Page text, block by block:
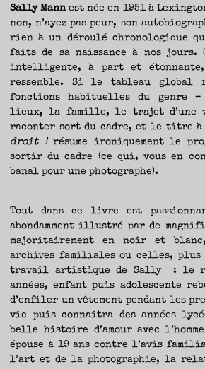
Sally Mann est née en 1951 à
non, n’ayez pas peur, son
rien à un déroulé chronologique
faits de sa naissance à nos jours.
intelligente, à part et
ressemble. Si le tableau global
fonctions habituelles du genre
lieux, la famille, le trajet d’une
raconter sort du cadre, et le titre
droit !résume ironiquement le
sortir du cadre (ce qui, vous en
banal pour une photographe).
Tout dans ce livre est
abondamment illustré par de
majoritairement en noir et
archives familiales ou celles,
travail artistique de Sally : le
années, enfant puis adolescente
d’enfiler un vêtement pendant les
vie puis connaîtra des années
belle histoire d’amour avec
épouse à 19 ans contre l’avis
l’art et de la photographie, la